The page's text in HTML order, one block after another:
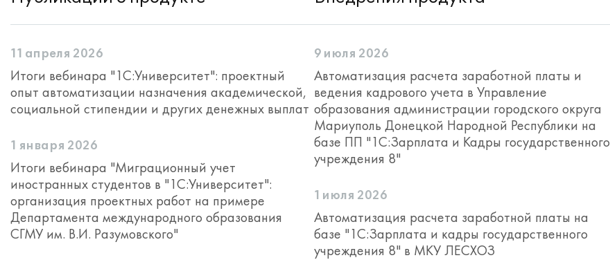
11 апреля 2026
Итоги вебинара "1С:Университет": проектный
опыт автоматизации назначения академической,
социальной стипендии и других денежных выплат
1 января 2026
Итоги вебинара "Миграционный учет
иностранных студентов в "1С:Университет":
организация проектных работ на примере
Департамента международного образования
СГМУ им. В.И. Разумовского"
9 июля 2026
Автоматизация расчета заработной платы и
ведения кадрового учета в Управление
образования администрации городского округа
Мариуполь Донецкой Народной Республики на
базе ПП "1С:Зарплата и Кадры государственного
учреждения 8"
1 июля 2026
Автоматизация расчета заработной платы на
базе "1С:Зарплата и кадры государственного
учреждения 8" в МКУ ЛЕСХОЗ